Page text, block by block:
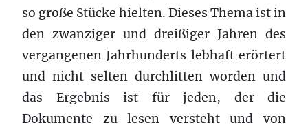
so große Stücke hielten. Dieses Thema ist in
den zwanziger und dreißiger Jahren des
vergangenen Jahrhunderts lebhaft erörtert
und nicht selten durchlitten worden und
das Ergebnis ist für jeden, der die
Dokumente zu lesen versteht und von